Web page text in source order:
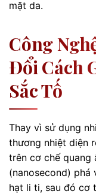
mặt da.
Công
Đổi Cách
Sắc Tố
Thay vì sử dụng
thương nhiệt diện
trên cơ chế quang
(nanosecond) phá
hạt li ti, sau đó cơ